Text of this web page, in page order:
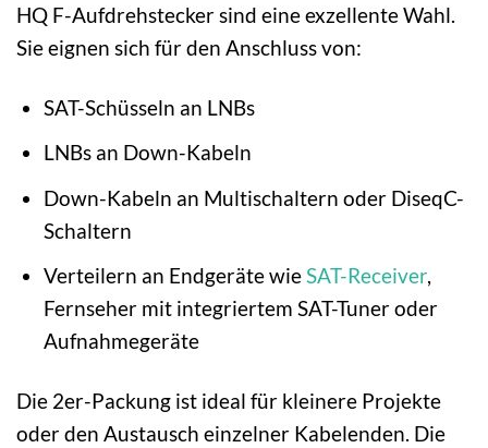
HQ F-Aufdrehstecker sind eine exzellente Wahl.
Sie eignen sich für den Anschluss von:
SAT-Schüsseln an LNBs
LNBs an Down-Kabeln
Down-Kabeln an Multischaltern oder DiseqC-
Schaltern
Verteilern an Endgeräte wieSAT-Receiver,
Fernseher mit integriertem SAT-Tuner oder
Aufnahmegeräte
Die 2er-Packung ist ideal für kleinere Projekte
oder den Austausch einzelner Kabelenden. Die